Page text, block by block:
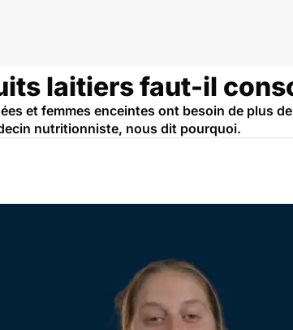
laitiers faut-il
et femmes enceintes ont besoin de plus
nutritionniste, nous dit pourquoi.